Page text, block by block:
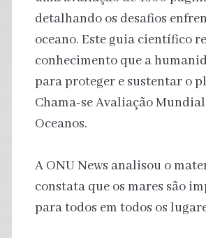
detalhando os desafios
oceano. Este guia científico
conhecimento que a
para proteger e sustentar o
Chama-se Avaliação
Oceanos.
A ONU News analisou o
constata que os mares são
para todos em todos os